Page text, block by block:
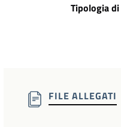
Tipologia
FILE ALLEGATI